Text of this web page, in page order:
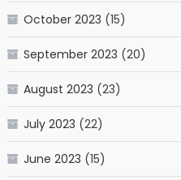
October 2023 (15)
September 2023 (20)
August 2023 (23)
July 2023 (22)
June 2023 (15)